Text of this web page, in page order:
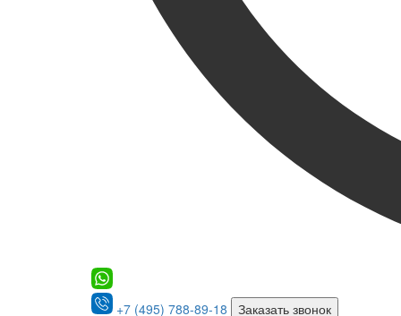
+7 (495) 788-89-18
Заказать звонок